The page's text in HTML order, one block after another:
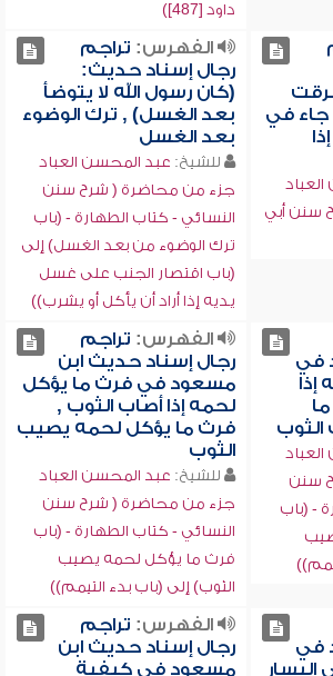
داود [487])
جاء في
سنن أبي
الفهرس: تراجم
رجال إسناد حديث:
(كان رسول الله لا يتوضأ
بعد الغسل) , ترك الوضوء
بعد الغسل
للشيخ: عبد المحسن العباد
جزء من محاضرة ( شرح سنن
النسائي - كتاب الطهارة - (باب
ترك الوضوء من بعد الغسل) إلى
(باب اقتصار الجنب على غسل
يديه إذا أراد أن يأكل أو يشرب))
في
سنن
- (باب
الفهرس: تراجم
رجال إسناد حديث ابن
مسعود في فرث ما يؤكل
لحمه إذا أصاب الثوب ,
فرث ما يؤكل لحمه يصيب
الثوب
للشيخ: عبد المحسن العباد
جزء من محاضرة ( شرح سنن
النسائي - كتاب الطهارة - (باب
فرث ما يؤكل لحمه يصيب
الثوب) إلى (باب بدء التيمم))
في
الفهرس: تراجم
رجال إسناد حديث ابن
مسعود في كيفية